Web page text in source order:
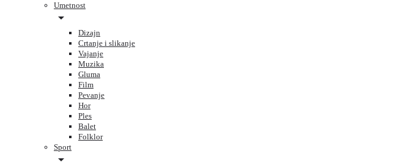
Umetnost
Dizajn
Crtanje i slikanje
Vajanje
Muzika
Gluma
Film
Pevanje
Hor
Ples
Balet
Folklor
Sport